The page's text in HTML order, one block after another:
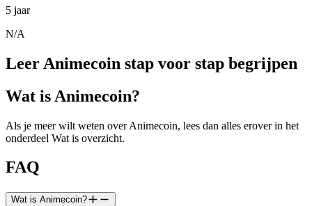
5 jaar
N/A
Leer Animecoin stap voor stap begrijpen
Wat is Animecoin?
Als je meer wilt weten over Animecoin, lees dan alles erover in het
onderdeel Wat is overzicht.
FAQ
Wat is Animecoin?